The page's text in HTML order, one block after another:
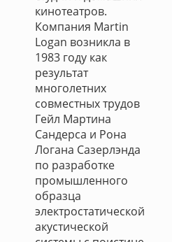
кинотеатров.
Компания Martin
Logan возникла в
1983 году как
результат
многолетних
совместных трудов
Гейл Мартина
Сандерса и Рона
Логана Сазерлэнда
по разработке
промышленного
образца
электростатической
акустической